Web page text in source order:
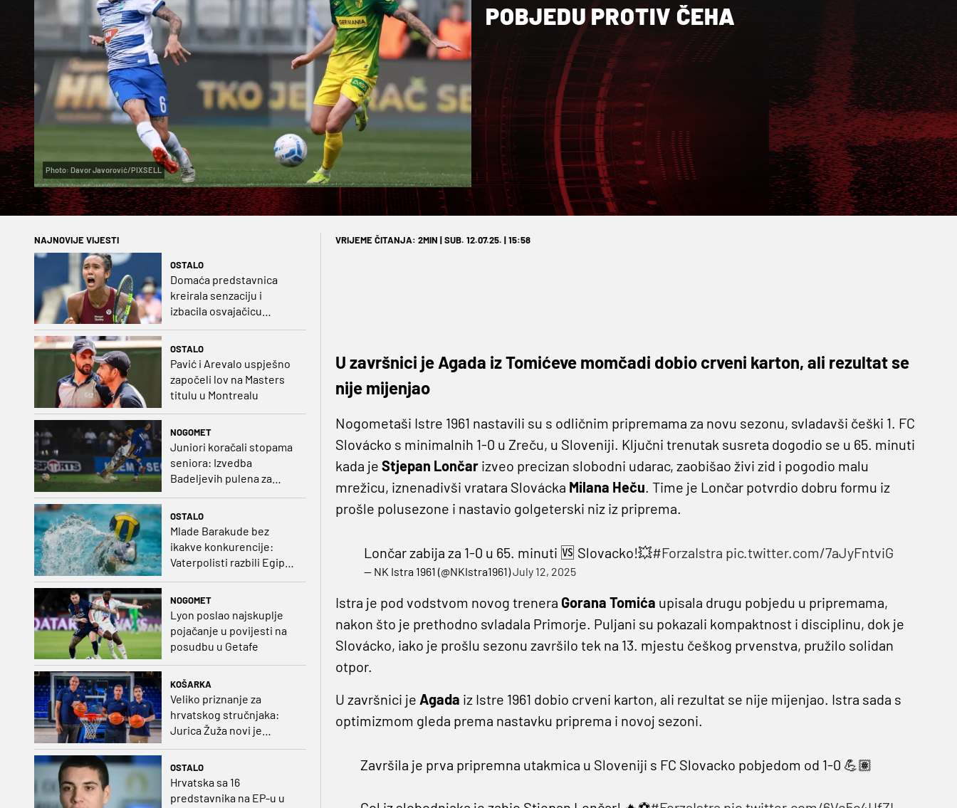
Photo: Davor Javorović/PIXSELL
POBJEDU PROTIV ČEHA
NAJNOVIJE VIJESTI
OSTALO
Domaća predstavnica
kreirala senzaciju i
izbacila osvajačicu
Roland Garrosa
OSTALO
Pavić i Arevalo uspješno
započeli lov na Masters
titulu u Montrealu
NOGOMET
Juniori koračali stopama
seniora: Izvedba
Badeljevih pulena za
OSTALO
Mlade Barakude bez
ikakve konkurencije:
Vaterpolisti razbili Egipat
NOGOMET
Lyon poslao najskuplje
pojačanje u povijesti na
posudbu u Getafe
KOŠARKA
Veliko priznanje za
hrvatskog stručnjaka:
Jurica Žuža novi je
OSTALO
Hrvatska sa 16
predstavnika na EP-u u
VRIJEME ČITANJA: 2MIN | SUB. 12.07.25. | 15:58
U završnici je Agada iz Tomićeve momčadi dobio crveni karton, ali rezultat se
nije mijenjao
Nogometaši Istre 1961 nastavili su s odličnim pripremama za novu sezonu, svladavši češki 1. FC
Slovácko s minimalnih 1-0 u Zreču, u Sloveniji. Ključni trenutak susreta dogodio se u 65. minuti
kada je Stjepan Lončarizveo precizan slobodni udarac, zaobišao živi zid i pogodio malu
mrežicu, iznenadivši vratara Slovácka Milana Heču . Time je Lončar potvrdio dobru formu iz
prošle polusezone i nastavio golgeterski niz iz priprema.
Lončar zabija za 1-0 u 65. minuti 🆚 Slovacko!💥#ForzaIstra pic.twitter.com/7aJyFntviG
— NK Istra 1961 (@NKIstra1961)July 12, 2025
Istra je pod vodstvom novog trenera Gorana Tomića upisala drugu pobjedu u pripremama,
nakon što je prethodno svladala Primorje. Puljani su pokazali kompaktnost i disciplinu, dok je
Slovácko, iako je prošlu sezonu završilo tek na 13. mjestu češkog prvenstva, pružilo solidan
otpor.
U završnici je Agada iz Istre 1961 dobio crveni karton, ali rezultat se nije mijenjao. Istra sada s
optimizmom gleda prema nastavku priprema i novoj sezoni.
Završila je prva pripremna utakmica u Sloveniji s FC Slovacko pobjedom od 1-0 💪🏽